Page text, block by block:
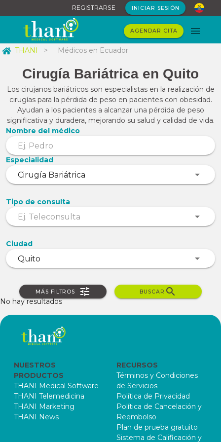
REGISTRARSE INICIAR SESIÓN
AGENDAR CITA
THANI > Médicos en Ecuador
Cirugía Bariátrica en Quito
Los cirujanos bariátricos son especialistas en la realización de
cirugías para la pérdida de peso en pacientes con obesidad.
Ayudan a los pacientes a alcanzar una pérdida de peso
significativa y duradera, mejorando su salud y calidad de vida.
Nombre del médico
Especialidad
Tipo de consulta
Ciudad
MÁS FILTROS BUSCAR
No hay resultados
NUESTROS
PRODUCTOS
THANI Medical Software
THANI Telemedicina
THANI Marketing
THANI News
RECURSOS
Términos y Condiciones
de Servicios
Política de Privacidad
Política de Cancelación y
Reembolso
Plan de prueba gratuito
Sistema de Calificación y